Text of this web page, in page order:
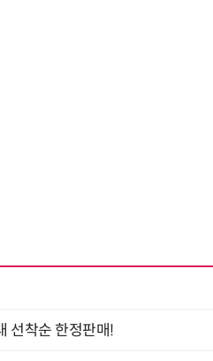
선착순 한정판매!